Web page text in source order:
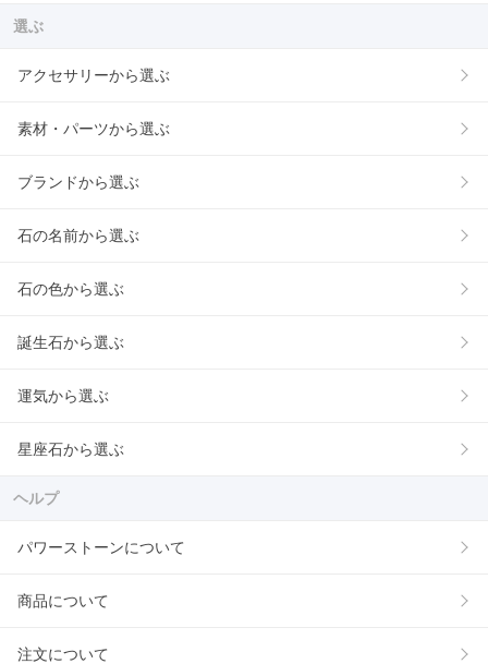
選ぶ
アクセサリーから選ぶ
素材・パーツから選ぶ
ブランドから選ぶ
石の名前から選ぶ
石の色から選ぶ
誕生石から選ぶ
運気から選ぶ
星座石から選ぶ
ヘルプ
パワーストーンについて
商品について
注文について